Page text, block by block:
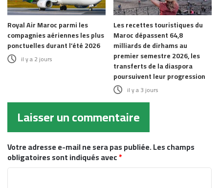
Royal Air Maroc parmi les
compagnies aériennes les plus
ponctuelles durant l’été 2026
il y a 2 jours
Les recettes touristiques du
Maroc dépassent 64,8
milliards de dirhams au
premier semestre 2026, les
transferts de la diaspora
poursuivent leur progression
il y a 3 jours
Laisser un commentaire
Votre adresse e-mail ne sera pas publiée.Les champs
obligatoires sont indiqués avec*